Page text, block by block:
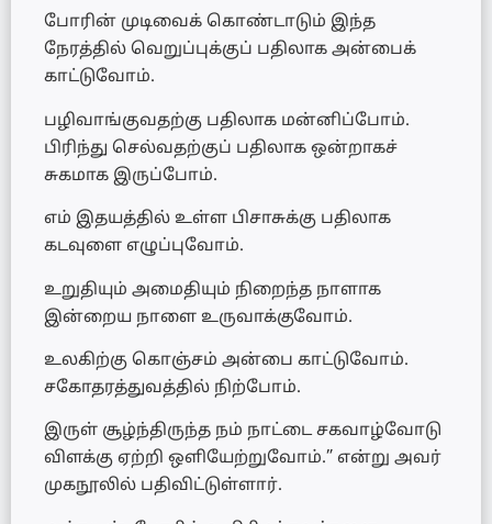
போரின் முடிவைக் கொண்டாடும் இந்த
நேரத்தில் வெறுப்புக்குப் பதிலாக அன்பைக்
காட்டுவோம்.
பழிவாங்குவதற்கு பதிலாக மன்னிப்போம்.
பிரிந்து செல்வதற்குப் பதிலாக ஒன்றாகச்
சுகமாக இருப்போம்.
எம் இதயத்தில் உள்ள பிசாசுக்கு பதிலாக
கடவுளை எழுப்புவோம்.
உறுதியும் அமைதியும் நிறைந்த நாளாக
இன்றைய நாளை உருவாக்குவோம்.
உலகிற்கு கொஞ்சம் அன்பை காட்டுவோம்.
சகோதரத்துவத்தில் நிற்போம்.
இருள் சூழ்ந்திருந்த நம் நாட்டை சகவாழ்வோடு
விளக்கு ஏற்றி ஒளியேற்றுவோம்.” என்று அவர்
முகநூலில் பதிவிட்டுள்ளார்.